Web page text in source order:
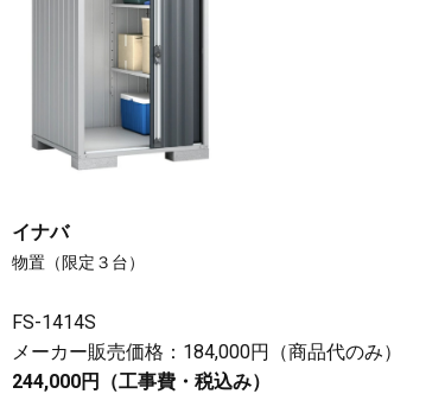
イナバ
物置（限定３台）
FS-1414S
メーカー販売価格：184,000円（商品代のみ）
244,000円（工事費・税込み）